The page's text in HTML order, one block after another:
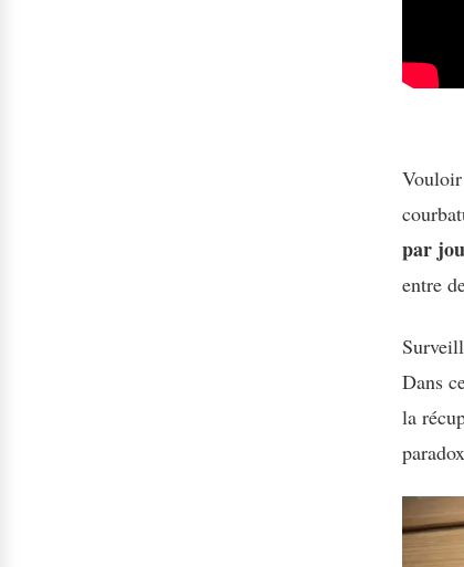
Vouloir
par
entre
Dans
la